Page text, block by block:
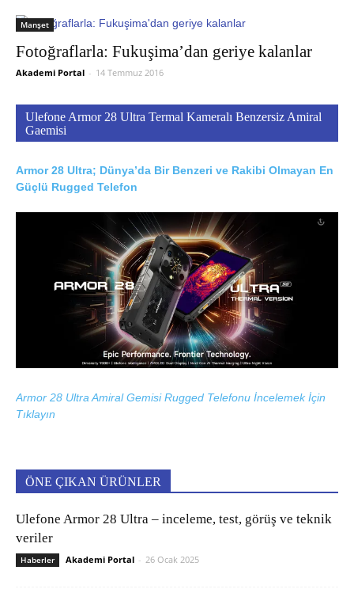
Manşet
Fotoğraflarla: Fukuşima’dan geriye kalanlar
Akademi Portal - 14 Temmuz 2016
Ulefone Armor 28 Ultra Termal Kameralı Benzersiz Amiral
Gaemisi
Armor 28 Ultra; Dünya’da Bir Benzeri ve Rakibi Olmayan En
Güçlü Rugged Telefon
Armor 28 Ultra Amiral Gemisi Rugged Telefonu İncelemek İçin
Tıklayın
ÖNE ÇIKAN ÜRÜNLER
Ulefone Armor 28 Ultra – inceleme, test, görüş ve teknik
veriler
Haberler Akademi Portal - 26 Ocak 2025